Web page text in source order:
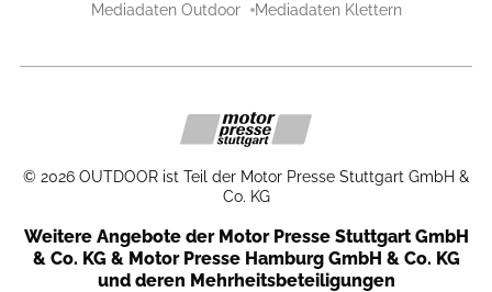
Mediadaten Outdoor Mediadaten Klettern
© 2026 OUTDOOR ist Teil der Motor Presse Stuttgart GmbH &
Co. KG
Weitere Angebote der Motor Presse Stuttgart GmbH
& Co. KG & Motor Presse Hamburg GmbH & Co. KG
und deren Mehrheitsbeteiligungen